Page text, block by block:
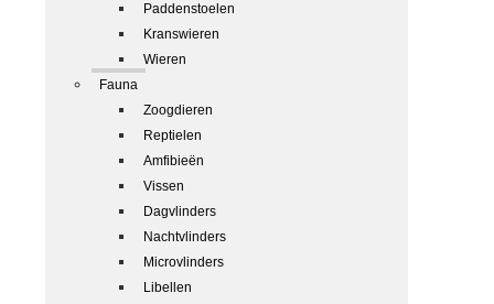
Paddenstoelen
Kranswieren
Wieren
Fauna
Zoogdieren
Reptielen
Amfibieën
Vissen
Dagvlinders
Nachtvlinders
Microvlinders
Libellen